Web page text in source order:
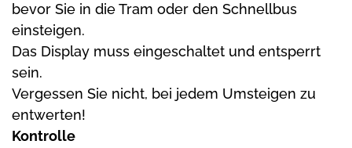
bevor Sie in die Tram oder den Schnellbus
einsteigen.
Das Display muss eingeschaltet und entsperrt
sein.
Vergessen Sie nicht, bei jedem Umsteigen zu
entwerten!
Kontrolle